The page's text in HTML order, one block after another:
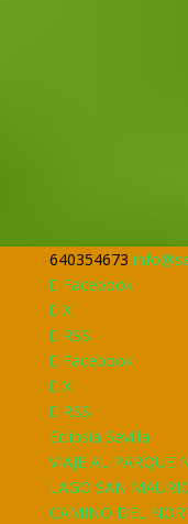
640354673
Facebook
X
RSS
Facebook
X
RSS
Eclipsia Sevilla
VIAJE AL PARQUE
LAGO SAN
CAMINO DEL